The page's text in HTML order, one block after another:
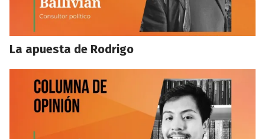
La apuesta de Rodrigo